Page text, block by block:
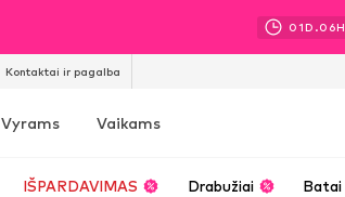
01D.06H
Kontaktai ir pagalba
Vyrams Vaikams
IŠPARDAVIMAS Drabužiai Batai